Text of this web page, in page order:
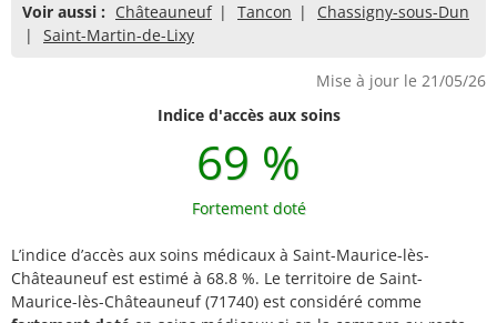
Voir aussi : Châteauneuf Tancon
Chassigny-sous-Dun
Saint-Martin-de-Lixy
Mise à jour le 21/05/26
Indice d'accès aux soins
69 %
Fortement doté
L’indice d’accès aux soins médicaux à Saint-Maurice-lès-
Châteauneuf est estimé à 68.8 %. Le territoire de Saint-
Maurice-lès-Châteauneuf (71740) est considéré comme